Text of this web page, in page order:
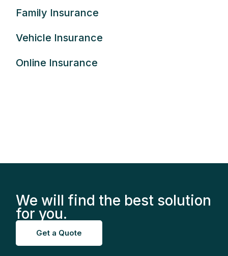
Family Insurance
Vehicle Insurance
Online Insurance
We will find the best solution
for you.
Get a Quote